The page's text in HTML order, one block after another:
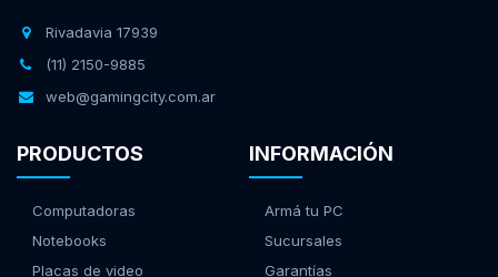
Rivadavia 17939
(11) 2150-9885
web@gamingcity.com.ar
PRODUCTOS
Computadoras
Notebooks
Placas de video
INFORMACIÓN
Armá tu PC
Sucursales
Garantías